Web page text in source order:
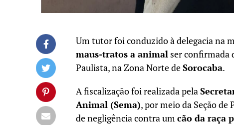
Um tutor foi conduzido à delegacia na
maus-tratos a animal ser confirmada
Paulista, na Zona Norte deSorocaba.
A fiscalização foi realizada pela
Animal (Sema), por meio da Seção
de negligência contra umcão da raça